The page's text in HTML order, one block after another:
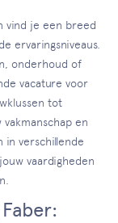
vind je een breed
ervaringsniveaus.
onderhoud of
vacature voor
tot
en
in verschillende
vaardigheden